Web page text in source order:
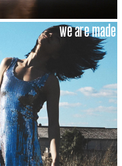
we are made